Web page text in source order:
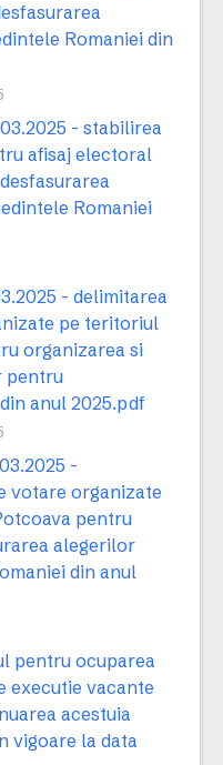
Romaniei din
- stabilirea
afisaj electoral
Romaniei
- delimitarea
pe teritoriul
organizarea si
pentru
anul 2025.pdf
-
votare organizate
pentru
alegerilor
din anul
pentru ocuparea
executie vacante
acestuia
vigoare la data